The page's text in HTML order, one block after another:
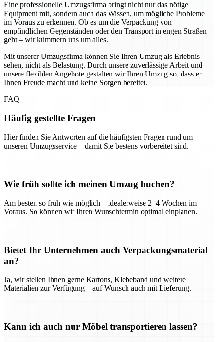
Eine professionelle Umzugsfirma bringt nicht nur das nötige
Equipment mit, sondern auch das Wissen, um mögliche Probleme
im Voraus zu erkennen. Ob es um die Verpackung von
empfindlichen Gegenständen oder den Transport in engen Straßen
geht – wir kümmern uns um alles.
Mit unserer Umzugsfirma können Sie Ihren Umzug als Erlebnis
sehen, nicht als Belastung. Durch unsere zuverlässige Arbeit und
unsere flexiblen Angebote gestalten wir Ihren Umzug so, dass er
Ihnen Freude macht und keine Sorgen bereitet.
FAQ
Häufig gestellte Fragen
Hier finden Sie Antworten auf die häufigsten Fragen rund um
unseren Umzugsservice – damit Sie bestens vorbereitet sind.
Wie früh sollte ich meinen Umzug buchen?
Am besten so früh wie möglich – idealerweise 2–4 Wochen im
Voraus. So können wir Ihren Wunschtermin optimal einplanen.
Bietet Ihr Unternehmen auch Verpackungsmaterial
an?
Ja, wir stellen Ihnen gerne Kartons, Klebeband und weitere
Materialien zur Verfügung – auf Wunsch auch mit Lieferung.
Kann ich auch nur Möbel transportieren lassen?